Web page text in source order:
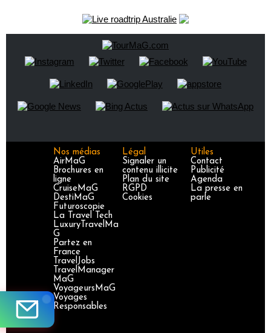
Nos médias
AirMaG
Brochures en
ligne
CruiseMaG
DestiMaG
Futuroscopie
La Travel Tech
LuxuryTravelMa
G
Partez en
France
TravelJobs
TravelManager
MaG
VoyageursMaG
Voyages
Responsables
Légal
Signaler un
contenu illicite
Plan du site
RGPD
Cookies
Utiles
Contact
Publicité
Agenda
La presse en
parle